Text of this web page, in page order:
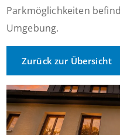
Parkmöglichkeiten
Umgebung.
Zurück zur Übersicht